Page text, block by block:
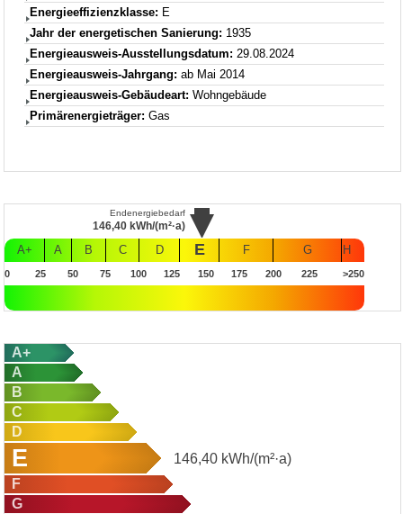
Energieeffizienzklasse: E
Jahr der energetischen Sanierung: 1935
Energieausweis-Ausstellungsdatum: 29.08.2024
Energieausweis-Jahrgang: ab Mai 2014
Energieausweis-Gebäudeart: Wohngebäude
Primärenergieträger: Gas
Endenergiebedarf
146,40 kWh/(m²·a)
A+
A B C D E F G H
0 25 50 75 100 125 150 175 200 225 >250
A+
A
B
C
D
E 146,40 kWh/(m²·a)
F
G